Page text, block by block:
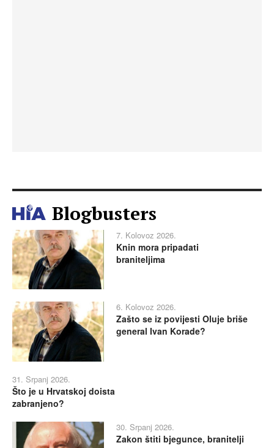
Blogbusters
7. Kolovoz 2026.
Knin mora pripadati
braniteljima
6. Kolovoz 2026.
Zašto se iz povijesti Oluje briše
general Ivan Korade?
31. Srpanj 2026.
Što je u Hrvatskoj doista
zabranjeno?
30. Srpanj 2026.
Zakon štiti bjegunce, branitelji